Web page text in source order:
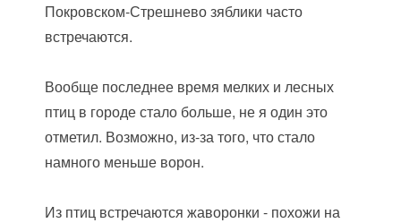
Покровском-Стрешнево зяблики часто
встречаются.
Вообще последнее время мелких и лесных
птиц в городе стало больше, не я один это
отметил. Возможно, из-за того, что стало
намного меньше ворон.
Из птиц встречаются жаворонки - похожи на